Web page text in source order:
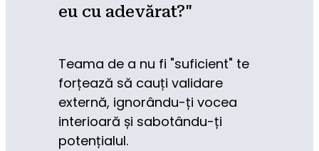
eu cu adevărat?"
Teama de a nu fi "suficient" te
forțează să cauți validare
externă, ignorându-ți vocea
interioară și sabotându-ți
potențialul.